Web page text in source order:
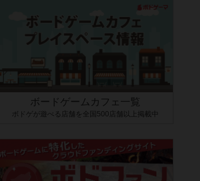
ボードゲームカフェ一覧
ボドゲが遊べる店舗を全国500店舗以上掲載中